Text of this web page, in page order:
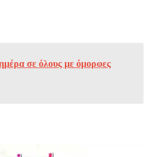
σε όλους με όμορφες